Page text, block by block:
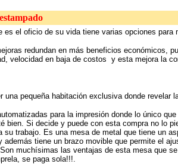
es el oficio de su vida tiene varias opciones para
redundan en más beneficios económicos,
velocidad en baja de costos y esta mejora la
una pequeña habitación exclusiva donde revelar
para la impresión donde lo único
bien. Si decide y puede con esta compra no lo
su trabajo. Es una mesa de metal que tiene un
además tiene un brazo movible que permite el
muchísimas las ventajas de esta mesa que
se paga sola!!!.